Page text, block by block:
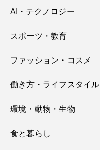
AI・テクノロジー
スポーツ・教育
ファッション・コスメ
働き方・ライフスタイル
環境・動物・生物
食と暮らし